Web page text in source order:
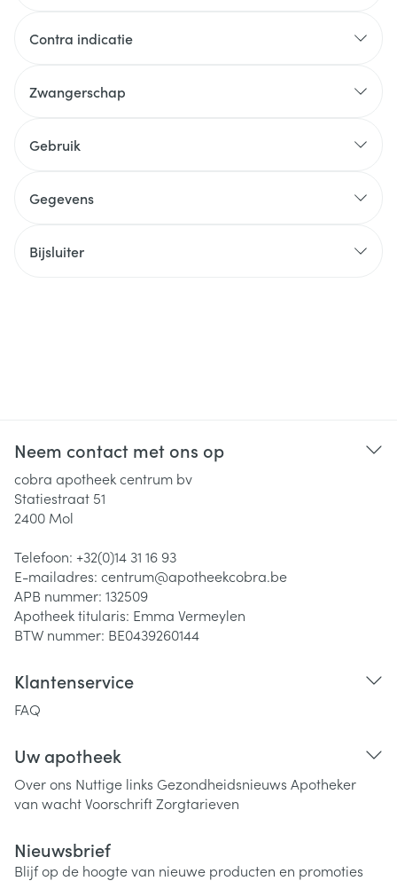
Contra indicatie
Zwangerschap
Gebruik
Gegevens
Bijsluiter
Neem contact met ons op
cobra apotheek centrum bv
Statiestraat 51
2400 Mol
Telefoon: +32(0)14 31 16 93
E-mailadres: centrum@apotheekcobra.be
APB nummer: 132509
Apotheek titularis: Emma Vermeylen
BTW nummer: BE0439260144
Klantenservice
FAQ
Uw apotheek
Over ons Nuttige links Gezondheidsnieuws Apotheker
van wachtVoorschriftZorgtarieven
Nieuwsbrief
Blijf op de hoogte van nieuwe producten en promoties